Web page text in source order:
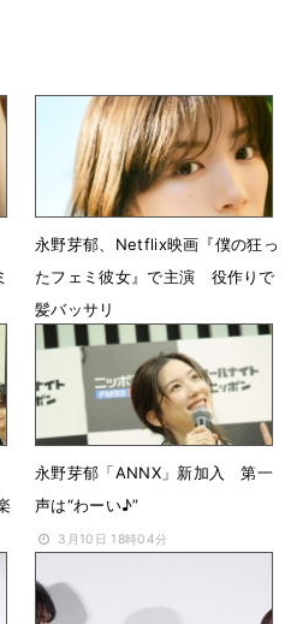
永野芽郁、Netflix映画『僕の狂っ
たフェミ彼女』で主演 役作りで
髪バッサリ
12月3日 14時17分
永野芽郁「ANNX」新加入 第一
声は“わーい♪”
3月10日 18時04分